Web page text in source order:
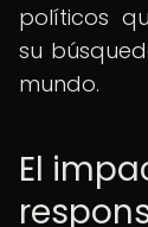
políticos
su
mundo.
El